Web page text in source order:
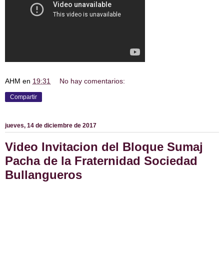
AHM en 19:31 No hay comentarios:
Compartir
jueves, 14 de diciembre de 2017
Video Invitacion del Bloque Sumaj
Pacha de la Fraternidad Sociedad
Bullangueros